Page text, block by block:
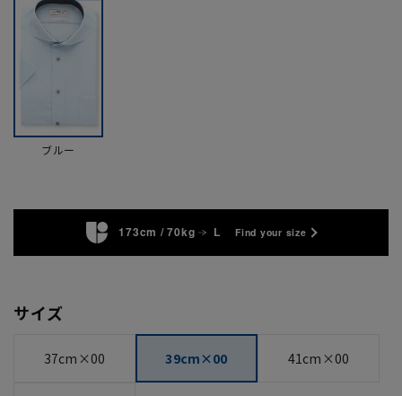
ブルー
173cm / 70kg L Find your size
サイズ
37cm×00 39cm×00 41cm×00